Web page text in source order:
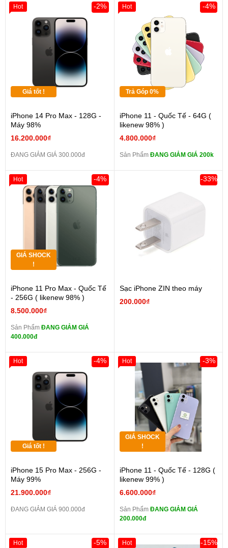
Giá tốt !
iPhone 14 Pro Max - 128G -
Máy 98%
16.200.000₫
-2%
ĐANG GIẢM GIÁ 300.000đ
Hot
Trả Góp 0%
iPhone 11 - Quốc Tế - 64G (
likenew 98% )
4.800.000₫
-4%
Sản Phẩm ĐANG GIẢM GIÁ 200k
Hot
GIÁ SHOCK
!
iPhone 11 Pro Max - Quốc Tế
- 256G ( likenew 98% )
8.500.000₫
-4%
Sản Phẩm ĐANG GIẢM GIÁ
400.000đ
Hot
Sạc iPhone ZIN theo máy
200.000₫
-33%
Giá tốt !
iPhone 15 Pro Max - 256G -
Máy 99%
21.900.000₫
-4%
ĐANG GIẢM GIÁ 900.000đ
Hot
GIÁ SHOCK
!
iPhone 11 - Quốc Tế - 128G (
likenew 99% )
6.600.000₫
-3%
Sản Phẩm ĐANG GIẢM GIÁ
200.000đ
Hot
-5%
Hot -15%
Hot